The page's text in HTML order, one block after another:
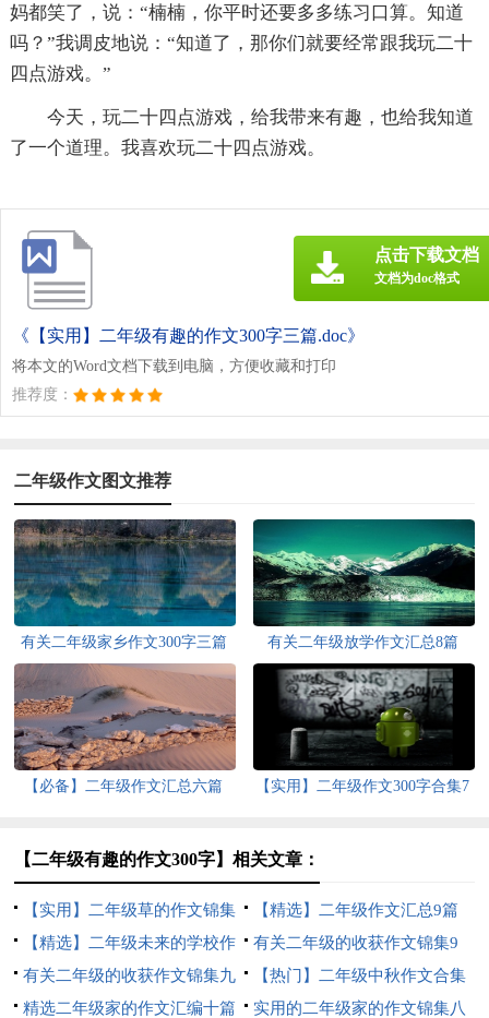
妈都笑了，说：“楠楠，你平时还要多多练习口算。知道
吗？”我调皮地说：“知道了，那你们就要经常跟我玩二十
四点游戏。”
今天，玩二十四点游戏，给我带来有趣，也给我知道
了一个道理。我喜欢玩二十四点游戏。
《【实用】二年级有趣的作文300字三篇.doc》
将本文的Word文档下载到电脑，方便收藏和打印
推荐度：
点击下载文档
文档为doc格式
二年级作文图文推荐
有关二年级家乡作文300字三篇 有关二年级放学作文汇总8篇
【必备】二年级作文汇总六篇
【实用】二年级作文300字合集7
【二年级有趣的作文300字】相关文章：
【实用】二年级草的作文锦集
10篇
【精选】二年级作文汇总9篇
【精选】二年级未来的学校作
文四篇
有关二年级的收获作文锦集9
篇
有关二年级的收获作文锦集九
篇
【热门】二年级中秋作文合集
七篇
精选二年级家的作文汇编十篇 实用的二年级家的作文锦集八